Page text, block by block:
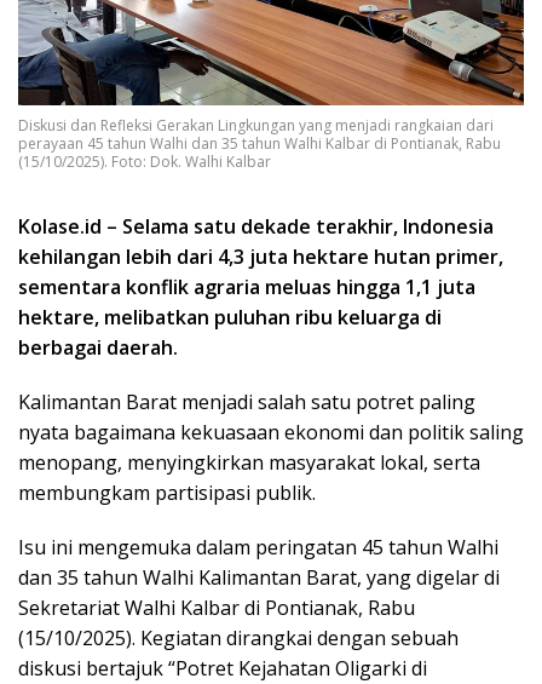
Diskusi dan Refleksi Gerakan Lingkungan yang menjadi rangkaian dari
perayaan 45 tahun Walhi dan 35 tahun Walhi Kalbar di Pontianak, Rabu
(15/10/2025). Foto: Dok. Walhi Kalbar
Kolase.id – Selama satu dekade terakhir, Indonesia
kehilangan lebih dari 4,3 juta hektare hutan primer,
sementara konflik agraria meluas hingga 1,1 juta
hektare, melibatkan puluhan ribu keluarga di
berbagai daerah.
Kalimantan Barat menjadi salah satu potret paling
nyata bagaimana kekuasaan ekonomi dan politik saling
menopang, menyingkirkan masyarakat lokal, serta
membungkam partisipasi publik.
Isu ini mengemuka dalam peringatan 45 tahun Walhi
dan 35 tahun Walhi Kalimantan Barat, yang digelar di
Sekretariat Walhi Kalbar di Pontianak, Rabu
(15/10/2025). Kegiatan dirangkai dengan sebuah
diskusi bertajuk “Potret Kejahatan Oligarki di